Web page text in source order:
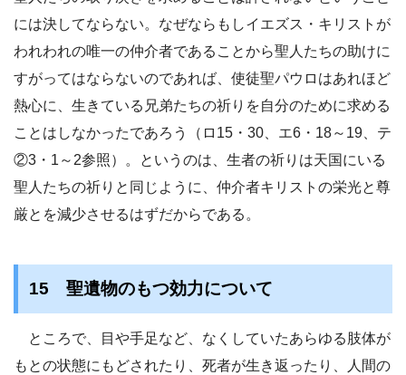
には決してならない。なぜならもしイエズス・キリストが
われわれの唯一の仲介者であることから聖人たちの助けに
すがってはならないのであれば、使徒聖パウロはあれほど
熱心に、生きている兄弟たちの祈りを自分のために求める
ことはしなかったであろう（ロ15・30、エ6・18～19、テ
②3・1～2参照）。というのは、生者の祈りは天国にいる
聖人たちの祈りと同じように、仲介者キリストの栄光と尊
厳とを減少させるはずだからである。
15 聖遺物のもつ効力について
ところで、目や手足など、なくしていたあらゆる肢体が
もとの状態にもどされたり、死者が生き返ったり、人間の